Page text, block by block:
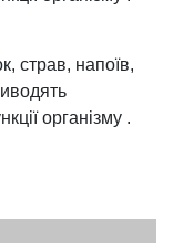
страв, напоїв,
організму .